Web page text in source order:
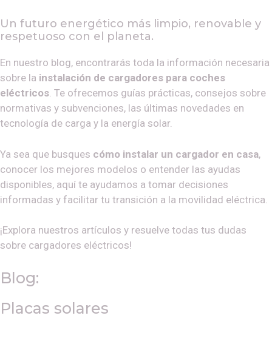
Un futuro energético más limpio, renovable y
respetuoso con el planeta.
En nuestro blog, encontrarás toda la información necesaria
sobre la instalación de cargadores para coches
eléctricos. Te ofrecemos guías prácticas, consejos sobre
normativas y subvenciones, las últimas novedades en
tecnología de carga y la energía solar.
Ya sea que busques cómo instalar un cargador en casa,
conocer los mejores modelos o entender las ayudas
disponibles, aquí te ayudamos a tomar decisiones
informadas y facilitar tu transición a la movilidad eléctrica.
¡Explora nuestros artículos y resuelve todas tus dudas
sobre cargadores eléctricos!
Blog:
Placas solares